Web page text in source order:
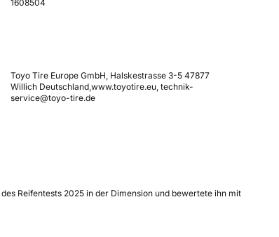
1608504
Toyo Tire Europe GmbH, Halskestrasse 3-5 47877
Willich Deutschland,www.toyotire.eu, technik-
service@toyo-tire.de
Reifentests 2025 in der Dimension und bewertete ihn mit